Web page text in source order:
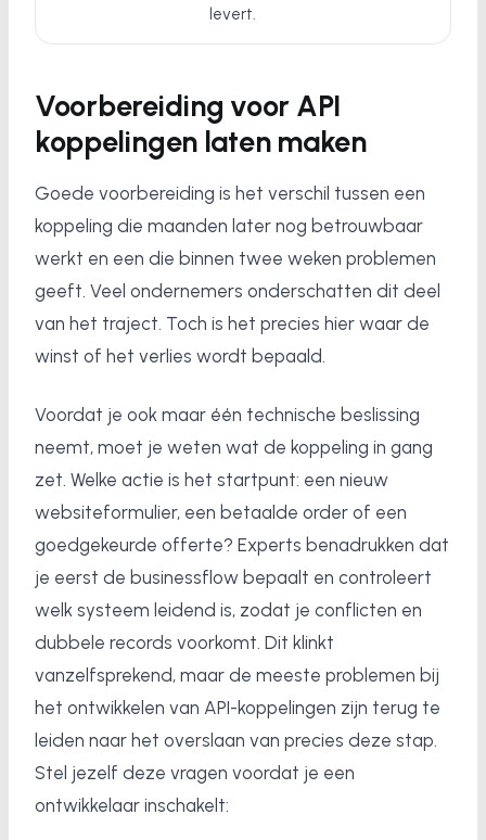
levert.
Voorbereiding voor API
koppelingen laten maken
Goede voorbereiding is het verschil tussen een
koppeling die maanden later nog betrouwbaar
werkt en een die binnen twee weken problemen
geeft. Veel ondernemers onderschatten dit deel
van het traject. Toch is het precies hier waar de
winst of het verlies wordt bepaald.
Voordat je ook maar één technische beslissing
neemt, moet je weten wat de koppeling in gang
zet. Welke actie is het startpunt: een nieuw
websiteformulier, een betaalde order of een
goedgekeurde offerte? Experts benadrukken dat
je eerst de businessflow bepaalt en controleert
welk systeem leidend is, zodat je conflicten en
dubbele records voorkomt. Dit klinkt
vanzelfsprekend, maar de meeste problemen bij
het ontwikkelen van API-koppelingen zijn terug te
leiden naar het overslaan van precies deze stap.
Stel jezelf deze vragen voordat je een
ontwikkelaar inschakelt: